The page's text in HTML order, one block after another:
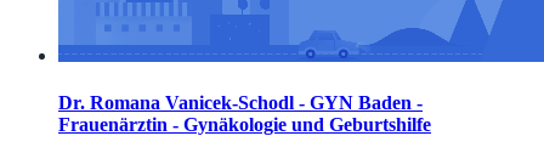
Dr. Romana Vanicek-Schodl - GYN Baden -
Frauenärztin - Gynäkologie und Geburtshilfe